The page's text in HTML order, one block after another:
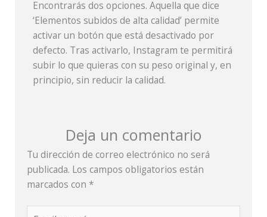
Encontrarás dos opciones. Aquella que dice
‘Elementos subidos de alta calidad’ permite
activar un botón que está desactivado por
defecto. Tras activarlo, Instagram te permitirá
subir lo que quieras con su peso original y, en
principio, sin reducir la calidad.
Deja un comentario
Tu dirección de correo electrónico no será
publicada. Los campos obligatorios están
marcados con *